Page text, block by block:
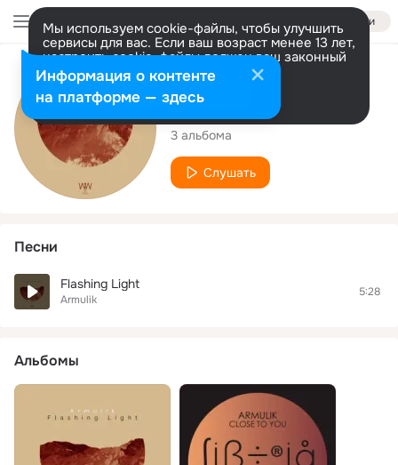
Войти
Мы используем cookie-файлы, чтобы улучшить
сервисы для вас. Если ваш возраст менее 13 лет,
настроить cookie-файлы должен ваш законный
представитель. Больше информации
Разрешить все Настроить
Исполнитель
Armulik
3 альбома
Слушать
Песни
Flashing Light
Armulik
5:28
Альбомы
Информация о контенте
на платформе — здесь